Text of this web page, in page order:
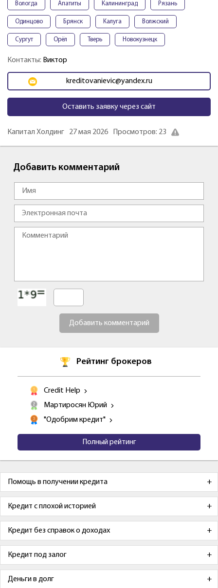
Вологда Апатиты Калининград Рязань
Одинцово Брянск Калуга Волжский
Сургут Орёл Тверь Новокузнецк
Контакты: Виктор
kreditovanievic@yandex.ru
Оставить заявку через сайт
Капитал Холдинг 27 мая 2026 Просмотров: 23
Добавить комментарий
Добавить комментарий
Рейтинг брокеров
Credit Help
Мартиросян Юрий
"Одобрим кредит"
Полный рейтинг
Помощь в получении кредита
Кредит с плохой историей
Кредит без справок о доходах
Кредит под залог
Деньги в долг